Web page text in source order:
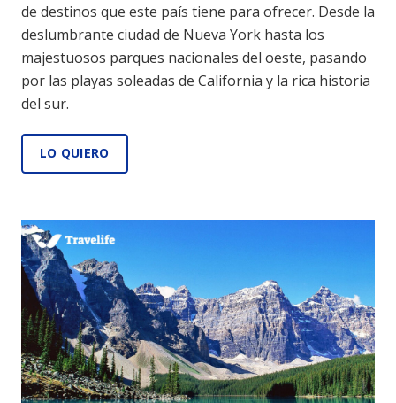
de destinos que este país tiene para ofrecer. Desde la
deslumbrante ciudad de Nueva York hasta los
majestuosos parques nacionales del oeste, pasando
por las playas soleadas de California y la rica historia
del sur.
LO QUIERO